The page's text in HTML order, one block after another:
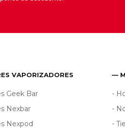
VAPORIZADORES
Geek Bar
Nexbar
Nexpod
—
-
-
-